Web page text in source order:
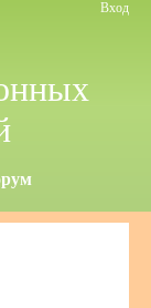
Вход